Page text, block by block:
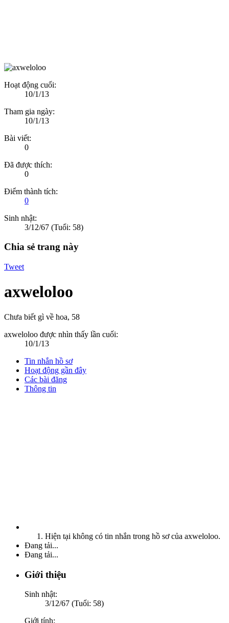
Hoạt động cuối:
10/1/13
Tham gia ngày:
10/1/13
Bài viết:
0
Đã được thích:
0
Điểm thành tích:
0
Sinh nhật:
3/12/67 (Tuổi: 58)
Chia sẻ trang này
Tweet
axweloloo
Chưa biết gì về hoa, 58
axweloloo được nhìn thấy lần cuối:
10/1/13
Tin nhắn hồ sơ
Hoạt động gần đây
Các bài đăng
Thông tin
Hiện tại không có tin nhắn trong hồ sơ của axweloloo.
Đang tải...
Đang tải...
Giới thiệu
Sinh nhật:
3/12/67 (Tuổi: 58)
Giới tính: